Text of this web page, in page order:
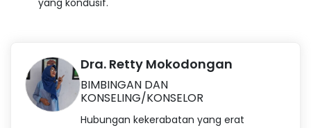
yang kondusif.
Dra. Retty Mokodongan
BIMBINGAN DAN
KONSELING/KONSELOR
Hubungan kekerabatan yang erat